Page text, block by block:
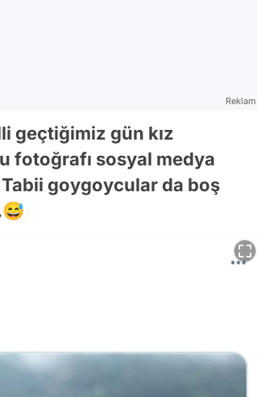
Reklam
geçtiğimiz gün kız
fotoğrafı sosyal medya
goygoycular da boş